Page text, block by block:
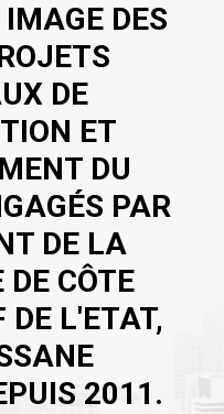
DES
DE
ET
DU
PAR
DE LA
DE CÔTE
DE L'ETAT,
2011.